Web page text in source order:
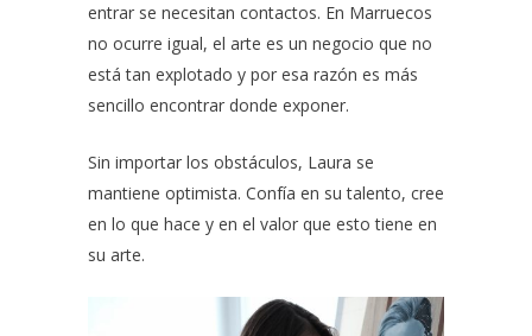
entrar se necesitan contactos. En Marruecos
no ocurre igual, el arte es un negocio que no
está tan explotado y por esa razón es más
sencillo encontrar donde exponer.
Sin importar los obstáculos, Laura se
mantiene optimista. Confía en su talento, cree
en lo que hace y en el valor que esto tiene en
su arte.